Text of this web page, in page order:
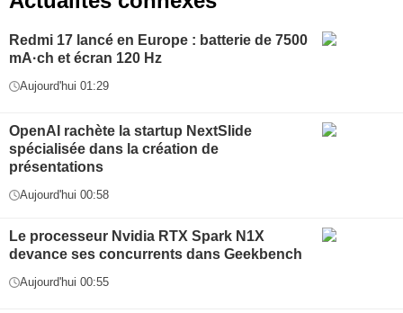
Redmi 17 lancé en Europe : batterie de 7500
mA·ch et écran 120 Hz
Aujourd'hui 01:29
OpenAI rachète la startup NextSlide
spécialisée dans la création de
présentations
Aujourd'hui 00:58
Le processeur Nvidia RTX Spark N1X
devance ses concurrents dans Geekbench
Aujourd'hui 00:55